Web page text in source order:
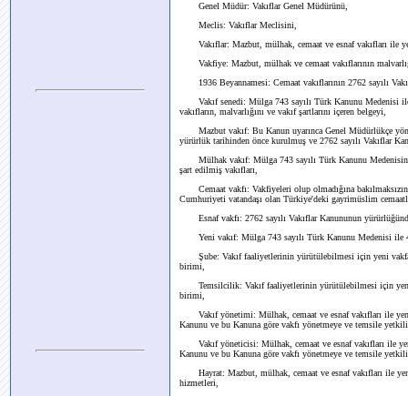
Genel Müdür: Vakıflar Genel Müdürünü,
Meclis: Vakıflar Meclisini,
Vakıflar: Mazbut, mülhak, cemaat ve esnaf vakıfları ile
Vakfiye: Mazbut, mülhak ve cemaat vakıflarının
1936 Beyannamesi: Cemaat vakıflarının 2762 sayılı
Vakıf senedi: Mülga 743 sayılı Türk Kanunu Medenisi
vakıfların, malvarlığını ve vakıf şartlarını içeren belgeyi,
Mazbut vakıf: Bu Kanun uyarınca Genel Müdürlükçe
yürürlük tarihinden önce kurulmuş ve 2762 sayılı Vakıflar
Mülhak vakıf: Mülga 743 sayılı Türk Kanunu
şart edilmiş vakıfları,
Cemaat vakfı: Vakfiyeleri olup olmadığına
Cumhuriyeti vatandaşı olan Türkiye'deki gayrimüslim
Esnaf vakfı: 2762 sayılı Vakıflar Kanununun
Yeni vakıf: Mülga 743 sayılı Türk Kanunu Medenisi ile
Şube: Vakıf faaliyetlerinin yürütülebilmesi için yeni vakfa
birimi,
Temsilcilik: Vakıf faaliyetlerinin yürütülebilmesi için yeni
birimi,
Vakıf yönetimi: Mülhak, cemaat ve esnaf vakıfları ile
Kanunu ve bu Kanuna göre vakfı yönetmeye ve temsile yetkili
Vakıf yöneticisi: Mülhak, cemaat ve esnaf vakıfları ile
Kanunu ve bu Kanuna göre vakfı yönetmeye ve temsile
Hayrat: Mazbut, mülhak, cemaat ve esnaf vakıfları ile
hizmetleri,